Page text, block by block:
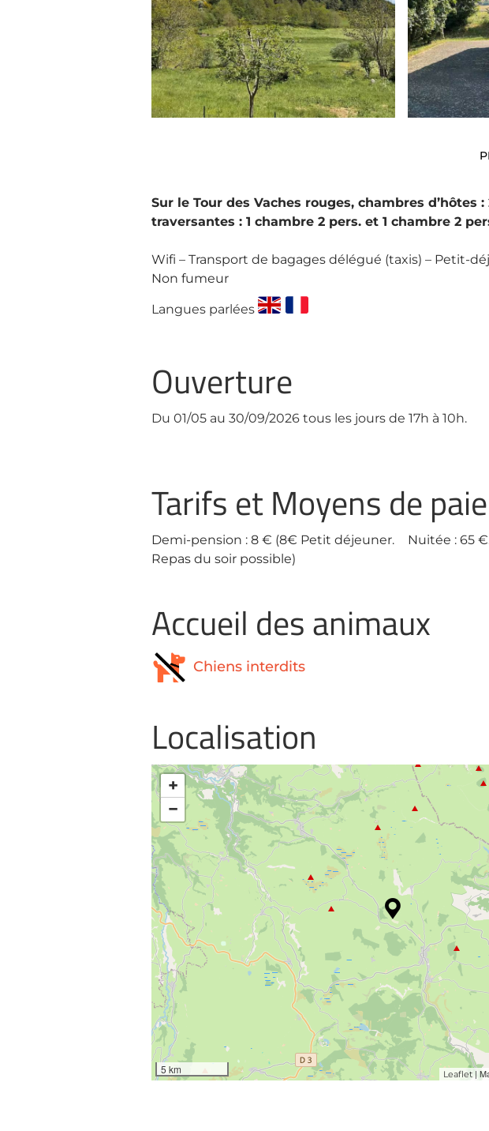
Sur le Tour des Vaches rouges, chambres d’hôtes
traversantes : 1 chambre 2 pers. et 1 chambre 2
Wifi – Transport de bagages délégué (taxis) – Petit-
Non fumeur
Langues parlées
Ouverture
Du 01/05 au 30/09/2026 tous les jours de 17h à 10h.
Tarifs et Moyens de
Demi-pension : 8 € (8€ Petit déjeuner.
Repas du soir possible)
Nuitée : 65
Accueil des animaux
Chiens interdits
Localisation
+
−
5 km Leaflet|